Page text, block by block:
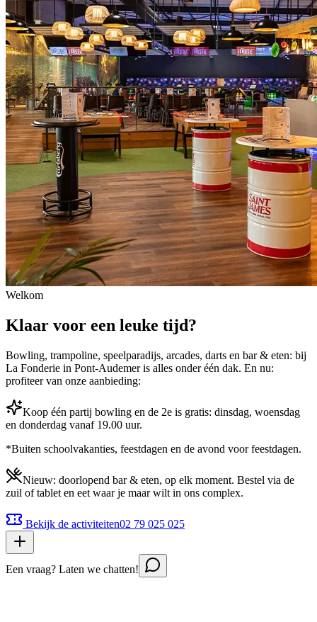
Welkom
Klaar voor een leuke tijd?
Bowling, trampoline, speelparadijs, arcades, darts en bar & eten: bij
La Fonderie in Pont-Audemer is alles onder één dak. En nu:
profiteer van onze aanbieding:
Koop één partij bowling en de 2e is gratis: dinsdag, woensdag
en donderdag vanaf 19.00 uur.
*Buiten schoolvakanties, feestdagen en de avond voor feestdagen.
Nieuw: doorlopend bar & eten, op elk moment. Bestel via de
zuil of tablet en eet waar je maar wilt in ons complex.
Bekijk de activiteiten02 79 025 025
Een vraag? Laten we chatten!